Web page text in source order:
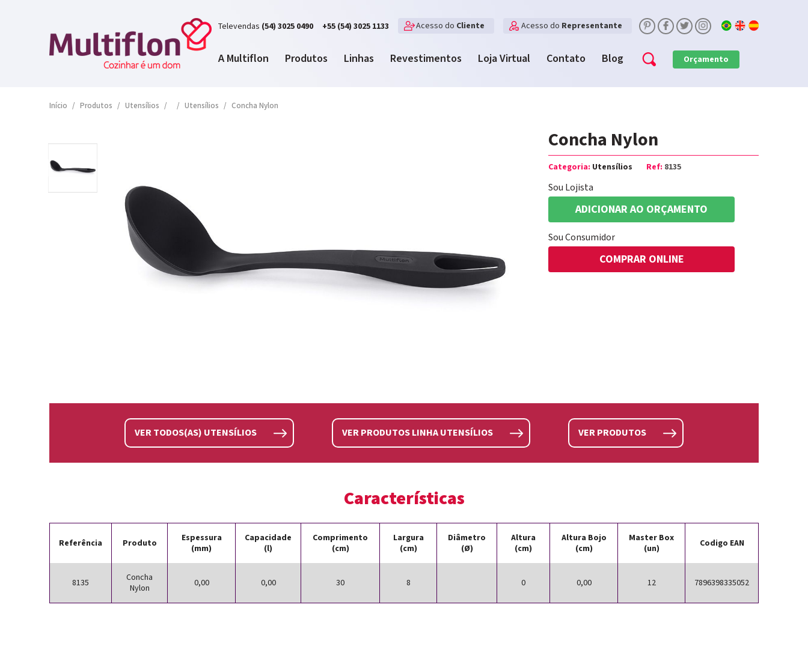
Televendas (54) 3025 0490 +55 (54) 3025 1133 Acesso do Cliente Acesso do Representante
A Multiflon Produtos Linhas Revestimentos Loja Virtual Contato Blog Orçamento
Início / Produtos / Utensílios / / Utensílios / Concha Nylon
Concha Nylon
Categoria: Utensílios Ref: 8135
Sou Lojista
ADICIONAR AO ORÇAMENTO
Sou Consumidor
COMPRAR ONLINE
VER TODOS(AS) UTENSÍLIOS VER PRODUTOS LINHA UTENSÍLIOS VER PRODUTOS
Características
Referência Produto
Espessura
(mm)
Capacidade
(l)
Comprimento
(cm)
Largura
(cm)
Diâmetro
(Ø)
Altura
(cm)
Altura Bojo
(cm)
Master Box
(un)
Codigo EAN
8135
Concha
Nylon
0,00 0,00 30 8 0 0,00 12 7896398335052